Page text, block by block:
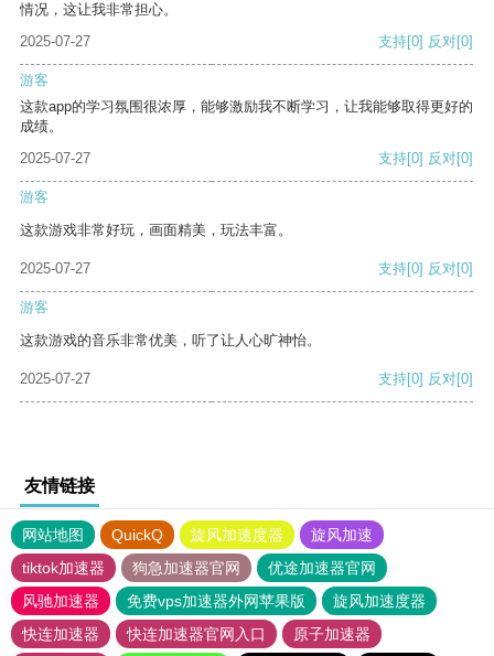
情况，这让我非常担心。
2025-07-27
支持[0] 反对[0]
游客
这款app的学习氛围很浓厚，能够激励我不断学习，让我能够取得更好的
成绩。
2025-07-27
支持[0] 反对[0]
游客
这款游戏非常好玩，画面精美，玩法丰富。
2025-07-27 支持[0] 反对[0]
游客
这款游戏的音乐非常优美，听了让人心旷神怡。
2025-07-27 支持[0] 反对[0]
友情链接
网站地图 QuickQ 旋风加速度器
旋风加速
tiktok加速器
狗急加速器官网
优途加速器官网
风驰加速器
免费vps加速器外网苹果版
旋风加速度器
快连加速器
快连加速器官网入口 原子加速器